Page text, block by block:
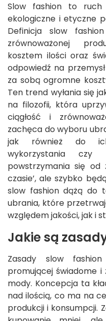
Slow fashion to
ekologiczne i etyczne
Definicja slow
zrównoważonej
kosztem ilości oraz
odpowiedź na
za sobą ogromne
Ten trend wyłania się
na filozofii, która
ciągłość i
zachęca do wyboru
jak również do
wykorzystania czy
powstrzymania się
czasie’, ale szybko
slow fashion dążą do
ubrania, które
względem jakości, jak i
Jakie są
Zasady slow
promującej świadome
mody. Koncepcja ta
nad ilością, co ma na
produkcji i konsumpcji.